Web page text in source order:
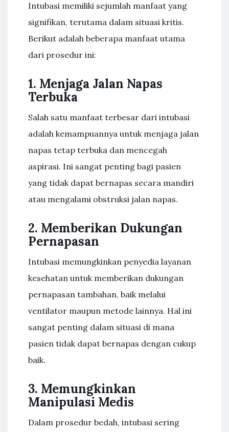
Intubasi memiliki sejumlah manfaat yang
signifikan, terutama dalam situasi kritis.
Berikut adalah beberapa manfaat utama
dari prosedur ini:
1. Menjaga Jalan Napas
Terbuka
Salah satu manfaat terbesar dari intubasi
adalah kemampuannya untuk menjaga jalan
napas tetap terbuka dan mencegah
aspirasi. Ini sangat penting bagi pasien
yang tidak dapat bernapas secara mandiri
atau mengalami obstruksi jalan napas.
2. Memberikan Dukungan
Pernapasan
Intubasi memungkinkan penyedia layanan
kesehatan untuk memberikan dukungan
pernapasan tambahan, baik melalui
ventilator maupun metode lainnya. Hal ini
sangat penting dalam situasi di mana
pasien tidak dapat bernapas dengan cukup
baik.
3. Memungkinkan
Manipulasi Medis
Dalam prosedur bedah, intubasi sering